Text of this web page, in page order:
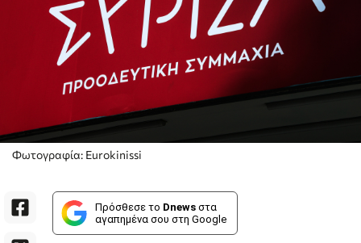
Φωτογραφία: Eurokinissi
Πρόσθεσε το Dnews στα
αγαπημένα σου στη Google